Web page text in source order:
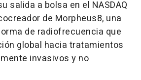
salida a bolsa en el NASDAQ
de Morpheus8, una
de radiofrecuencia que
global hacia tratamientos
invasivos y no